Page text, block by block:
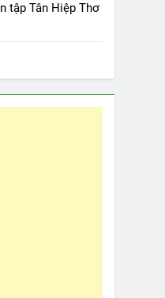
tập Tân Hiệp Thơ